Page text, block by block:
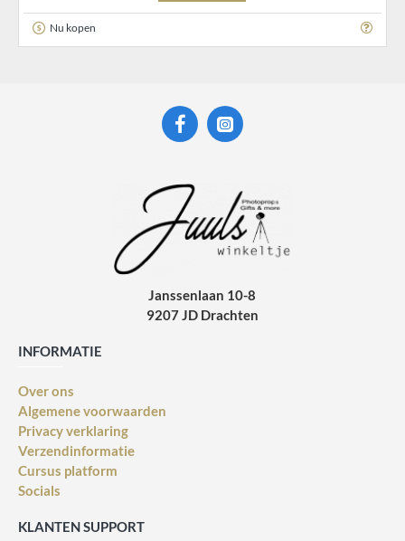
Nu kopen
Janssenlaan 10-8
9207 JD Drachten
INFORMATIE
Over ons
Algemene voorwaarden
Privacy verklaring
Verzendinformatie
Cursus platform
Socials
KLANTEN SUPPORT